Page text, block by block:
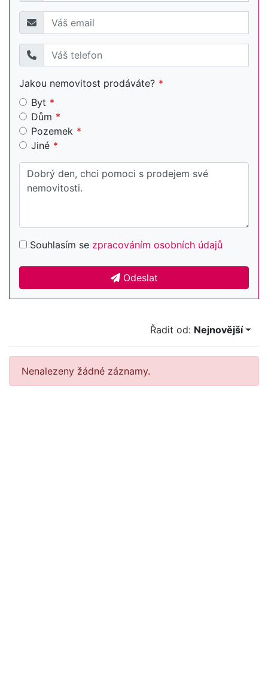
Jakou nemovitost prodáváte?
Byt
Dům
Pozemek
Jiné
Souhlasím se zpracováním osobních údajů
Odeslat
Řadit od: Nejnovější
Nenalezeny žádné záznamy.